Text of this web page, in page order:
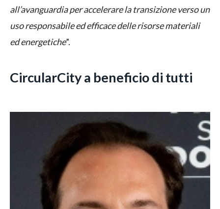
all’avanguardia per accelerare la transizione verso un
uso responsabile ed efficace delle risorse materiali
ed energetiche”.
CircularCity a beneficio di tutti